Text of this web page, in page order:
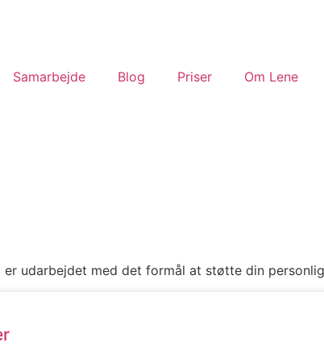
Samarbejde Blog Priser
Om Lene
udarbejdet med det formål at støtte din